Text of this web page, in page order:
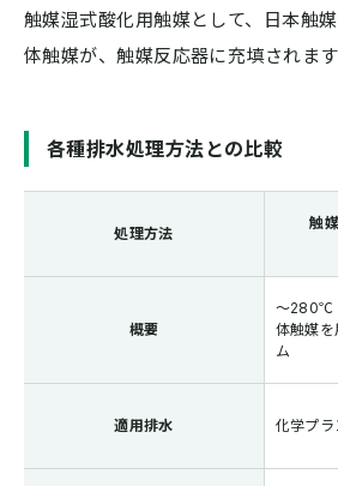
触媒湿式酸化用触媒として、日本触
体触媒が、触媒反応器に充填されます
各種排水処理方法との比較
処理方法
触
概要
～280℃
体触媒
ム
適用排水 化学プ